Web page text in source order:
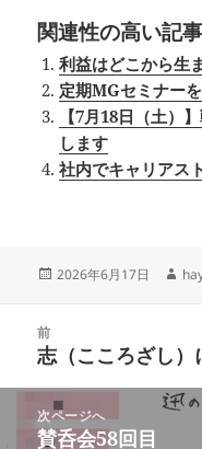
関連性の高い記事
利益はどこから生
定期MGセミナー
【7月18日（土）
します
社内でキャリアス
投
2026年6月17日
作
前
前
投
稿:
志（こころざし）
次ページへ
次
賛呑会58回目